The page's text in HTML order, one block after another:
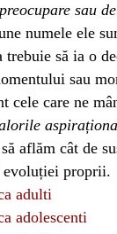
sau
numele ele
să ia o
sau
cele care ne
aflăm cât de
evoluției proprii.
adulti
adolescenti